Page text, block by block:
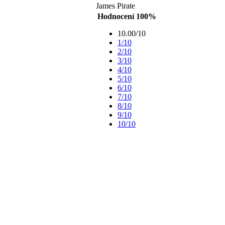
James Pirate
Hodnocení 100%
10.00/10
1/10
2/10
3/10
4/10
5/10
6/10
7/10
8/10
9/10
10/10